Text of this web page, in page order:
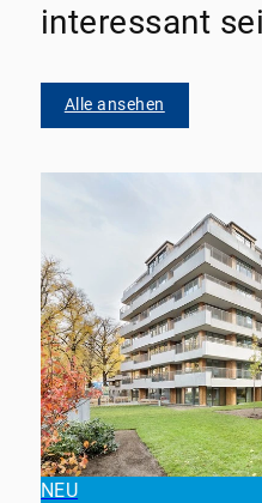
interessant
Alle ansehen
NEU